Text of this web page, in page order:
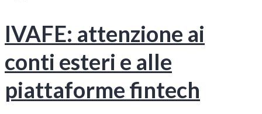
IVAFE: attenzione ai
conti esteri e alle
piattaforme fintech